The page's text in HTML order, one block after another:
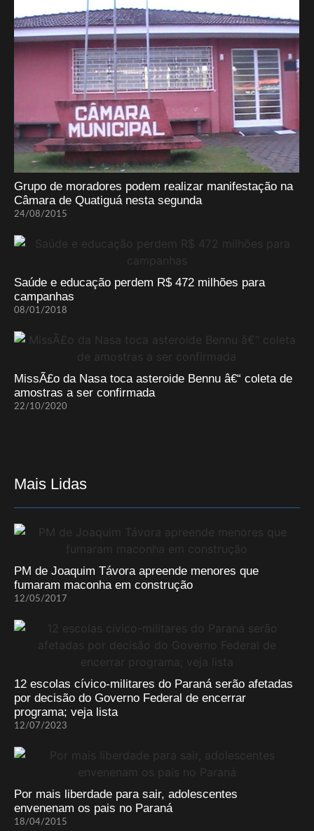
Grupo de moradores podem realizar manifestação na
Câmara de Quatiguá nesta segunda
24/08/2015
Saúde e educação perdem R$ 472 milhões para
campanhas
08/01/2018
MissÃ£o da Nasa toca asteroide Bennu â€“ coleta de
amostras a ser confirmada
22/10/2020
Mais Lidas
PM de Joaquim Távora apreende menores que
fumaram maconha em construção
12/05/2017
12 escolas cívico-militares do Paraná serão afetadas
por decisão do Governo Federal de encerrar
programa; veja lista
12/07/2023
Por mais liberdade para sair, adolescentes
envenenam os pais no Paraná
18/04/2015